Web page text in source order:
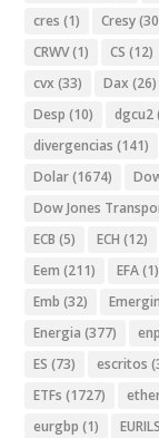
cres (1) Cresy
CRWV(1) CS (12)
cvx (33) Dax (26)
Desp (10) dgcu2
divergencias (141)
Dolar(1674)
Dow Jones
ECB (5) ECH (12)
Eem (211) EFA(1)
Emb (32)
Energia (377)
ES (73) escritos
ETFs (1727)
eurgbp (1) EURILS